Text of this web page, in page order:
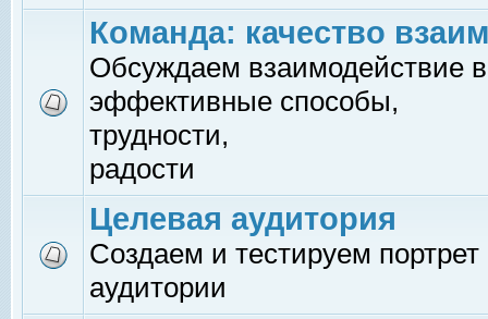
Команда: качество
Обсуждаем взаимодействие
эффективные способы,
трудности,
радости
Целевая аудитория
Создаем и тестируем
аудитории